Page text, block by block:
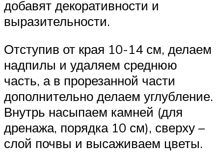
добавят декоративности и
выразительности.
Отступив от края 10-14 см, делаем
надпилы и удаляем среднюю
часть, а в прорезанной части
дополнительно делаем углубление.
Внутрь насыпаем камней (для
дренажа, порядка 10 см), сверху –
слой почвы и высаживаем цветы.